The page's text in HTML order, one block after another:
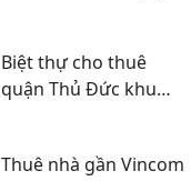
Biệt thự cho thuê
quận Thủ Đức khu
Thuê nhà gần Vincom